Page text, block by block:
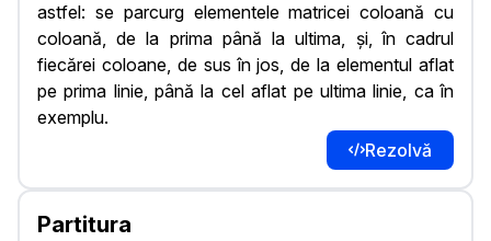
astfel: se parcurg elementele matricei coloană cu
coloană, de la prima până la ultima, și, în cadrul
fiecărei coloane, de sus în jos, de la elementul aflat
pe prima linie, până la cel aflat pe ultima linie, ca în
exemplu.
Rezolvă
Partitura